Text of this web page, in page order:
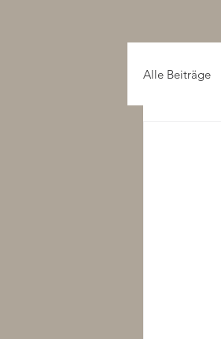
Alle Beiträge